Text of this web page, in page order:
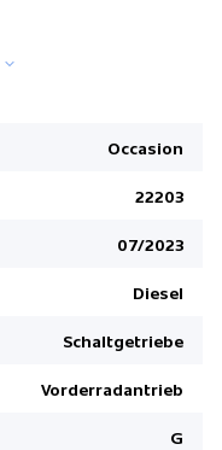
Occasion
22203
07/2023
Diesel
Schaltgetriebe
Vorderradantrieb
G